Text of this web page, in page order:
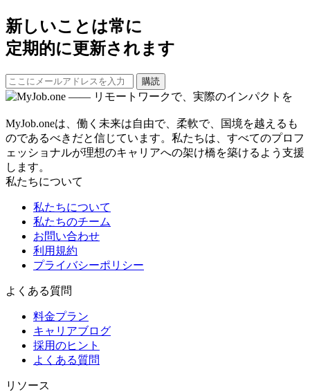
新しいことは常に
定期的に更新されます
購読
MyJob.oneは、働く未来は自由で、柔軟で、国境を越えるも
のであるべきだと信じています。私たちは、すべてのプロフ
ェッショナルが理想のキャリアへの架け橋を築けるよう支援
します。
私たちについて
私たちについて
私たちのチーム
お問い合わせ
利用規約
プライバシーポリシー
よくある質問
料金プラン
キャリアブログ
採用のヒント
よくある質問
リソース